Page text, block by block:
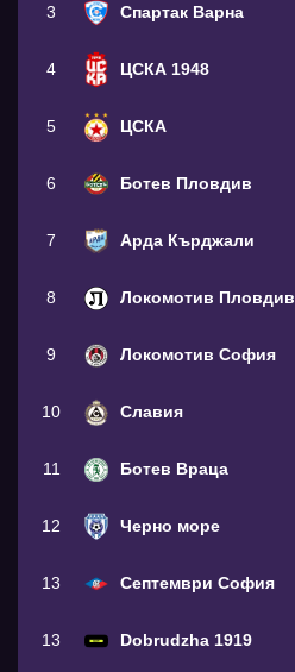
3 Спартак Варна
4 ЦСКА 1948
5 ЦСКА
6 Ботев Пловдив
7 Арда Кърджали
8 Локомотив Пловдив
9 Локомотив София
10 Славия
11 Ботев Враца
12 Черно море
13 Септември София
13 Dobrudzha 1919